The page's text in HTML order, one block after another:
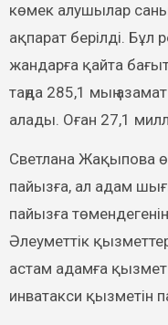
көмек алушылар
ақпарат берілді.
жандарға қайта
таңда 285,1 мың
алады. Оған 27,1
Светлана Жақыпова
пайызға, ал адам
пайызға
Әлеуметтік
астам адамға қызмет
инватакси қызметін